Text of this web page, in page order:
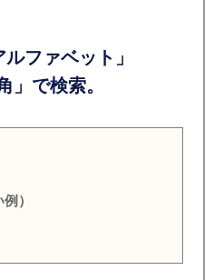
ファベット」
で検索。
）